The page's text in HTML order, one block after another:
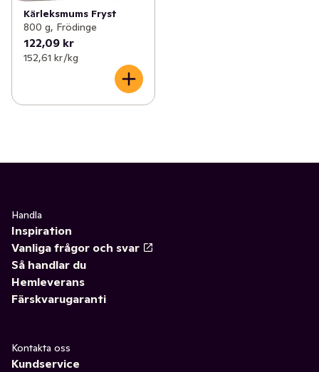
Kärleksmums Fryst
800 g, Frödinge
122,09 kr
152,61 kr /kg
Handla
Inspiration
Vanliga frågor och svar
Så handlar du
Hemleverans
Färskvarugaranti
Kontakta oss
Kundservice